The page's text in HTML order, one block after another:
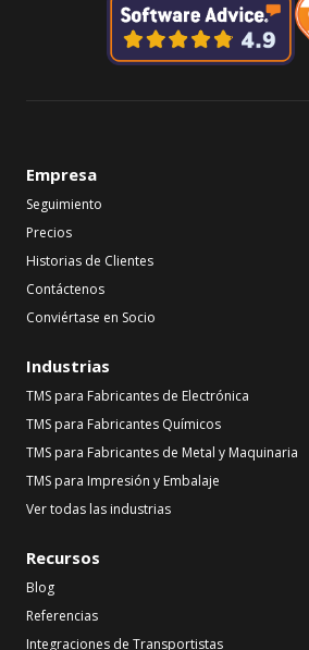
Empresa
Seguimiento
Precios
Historias de Clientes
Contáctenos
Conviértase en Socio
Industrias
TMS para Fabricantes de Electrónica
TMS para Fabricantes Químicos
TMS para Fabricantes de Metal y Maquinaria
TMS para Impresión y Embalaje
Ver todas las industrias
Recursos
Blog
Referencias
Integraciones de Transportistas